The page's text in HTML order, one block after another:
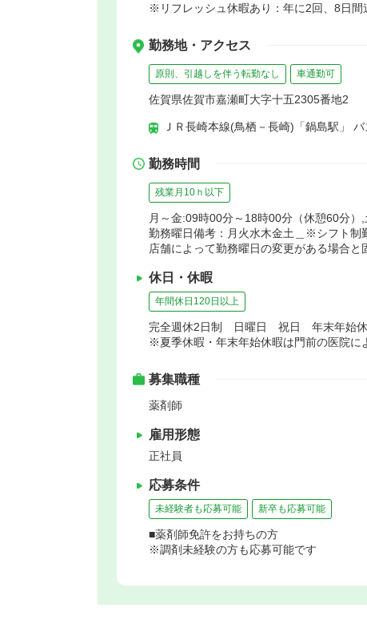
※リフレッシュ休暇あり：年に2回、8日間
勤務地・アクセス
原則、引越しを伴う転勤なし 車通勤可
佐賀県佐賀市嘉瀬町大字十五2305番地2
ＪＲ長崎本線(鳥栖－長崎)「鍋島駅」
勤務時間
残業月10ｈ以下
月～金:09時00分～18時00分（休憩60分）
勤務曜日備考：月火水木金土＿※シフト制
店舗によって勤務曜日の変更がある場合と
休日・休暇
年間休日120日以上
完全週休2日制 日曜日 祝日 年末年始
※夏季休暇・年末年始休暇は門前の医院に
募集職種
薬剤師
雇用形態
正社員
応募条件
未経験者も応募可能 新卒も応募可能
■薬剤師免許をお持ちの方
※調剤未経験の方も応募可能です